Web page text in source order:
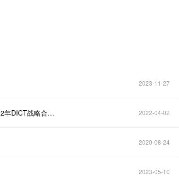
2023-11-27
入围喜报｜中新赛克海睿思成功入围“山东移动菏泽分公司2022年DICT战略合作伙伴” 2022-04-02
2020-08-24
2023-05-10